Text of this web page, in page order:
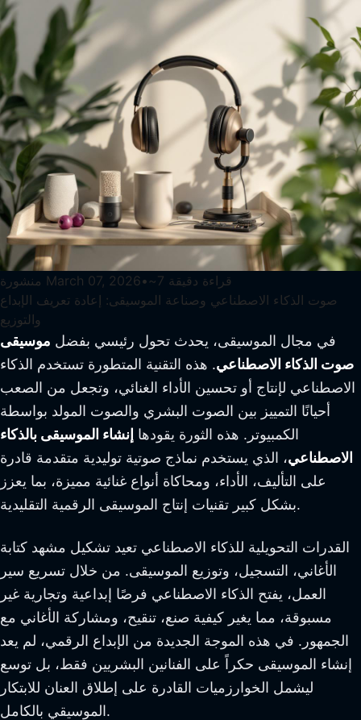
منشورة March 07, 2026• ~ 7 قراءة دقيقة
صوت الذكاء الاصطناعي وصناعة الموسيقى: إعادة تعريف الإبداع
والتوزيع
في مجال الموسيقى، يحدث تحول رئيسي بفضل موسيقى
صوت الذكاء الاصطناعي. هذه التقنية المتطورة تستخدم الذكاء
الاصطناعي لإنتاج أو تحسين الأداء الغنائي، وتجعل من الصعب
أحيانًا التمييز بين الصوت البشري والصوت المولد بواسطة
الكمبيوتر. هذه الثورة يقودها إنشاء الموسيقى بالذكاء
الاصطناعي، الذي يستخدم نماذج صوتية توليدية متقدمة قادرة
على التأليف، الأداء، ومحاكاة أنواع غنائية مميزة، بما يعزز
بشكل كبير تقنيات إنتاج الموسيقى الرقمية التقليدية.
القدرات التحويلية للذكاء الاصطناعي تعيد تشكيل مشهد كتابة
الأغاني، التسجيل، وتوزيع الموسيقى. من خلال تسريع سير
العمل، يفتح الذكاء الاصطناعي فرصًا إبداعية وتجارية غير
مسبوقة، مما يغير كيفية صنع، تنقيح، ومشاركة الأغاني مع
الجمهور. في هذه الموجة الجديدة من الإبداع الرقمي، لم يعد
إنشاء الموسيقى حكراً على الفنانين البشريين فقط، بل توسع
ليشمل الخوارزميات القادرة على إطلاق العنان للابتكار
الموسيقي بالكامل.